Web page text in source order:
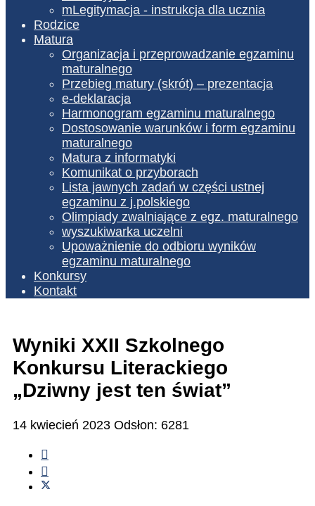
mLegitymacja - instrukcja dla ucznia
Rodzice
Matura
Organizacja i przeprowadzanie egzaminu
maturalnego
Przebieg matury (skrót) – prezentacja
e-deklaracja
Harmonogram egzaminu maturalnego
Dostosowanie warunków i form egzaminu
maturalnego
Matura z informatyki
Komunikat o przyborach
Lista jawnych zadań w części ustnej
egzaminu z j.polskiego
Olimpiady zwalniające z egz. maturalnego
wyszukiwarka uczelni
Upoważnienie do odbioru wyników
egzaminu maturalnego
Konkursy
Kontakt
Wyniki XXII Szkolnego
Konkursu Literackiego
„Dziwny jest ten świat”
14 kwiecień 2023 Odsłon: 6281